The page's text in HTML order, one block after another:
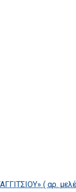
( αρ.